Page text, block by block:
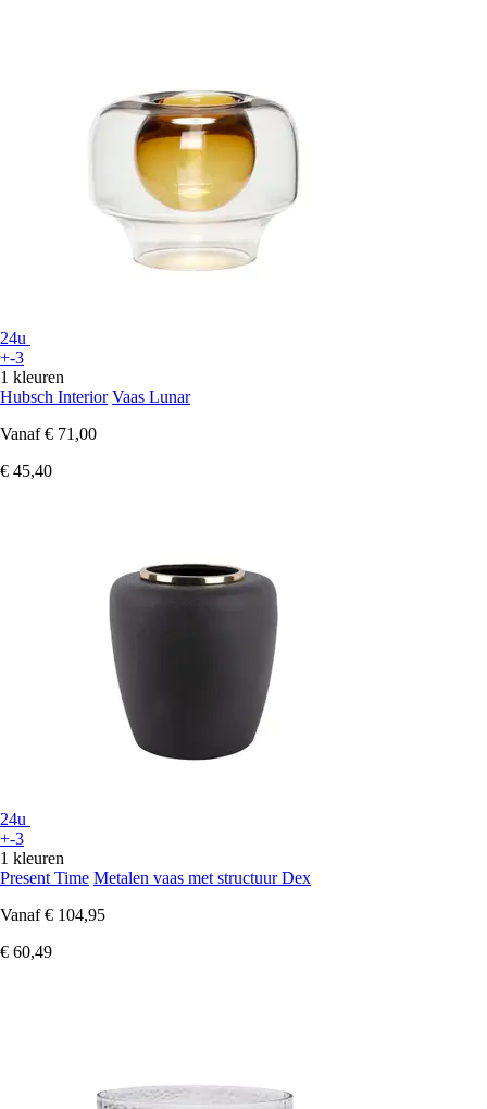
24u
+-3
1 kleuren
Hubsch Interior Vaas Lunar
Vanaf € 71,00
€ 45,40
24u
+-3
1 kleuren
Present Time Metalen vaas met structuur Dex
Vanaf € 104,95
€ 60,49